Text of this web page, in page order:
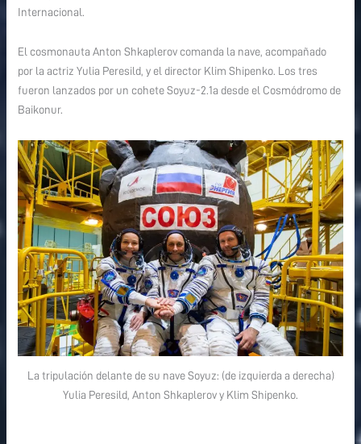
Internacional.
El cosmonauta Anton Shkaplerov comanda la nave, acompañado
por la actriz Yulia Peresild, y el director Klim Shipenko. Los tres
fueron lanzados por un cohete Soyuz-2.1a desde el Cosmódromo de
Baikonur.
La tripulación delante de su nave Soyuz: (de izquierda a derecha)
Yulia Peresild, Anton Shkaplerov y Klim Shipenko.
19
19